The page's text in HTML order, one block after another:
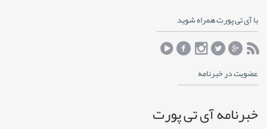
با آی تی پورت همراه شوید
عضویت در خبرنامه
خبرنامه آی تی پورت